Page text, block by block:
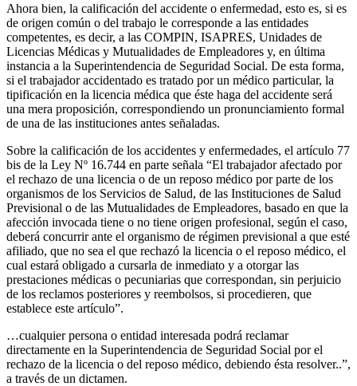
Ahora bien, la calificación del accidente o enfermedad, esto es, si es
de origen común o del trabajo le corresponde a las entidades
competentes, es decir, a las COMPIN, ISAPRES, Unidades de
Licencias Médicas y Mutualidades de Empleadores y, en última
instancia a la Superintendencia de Seguridad Social. De esta forma,
si el trabajador accidentado es tratado por un médico particular, la
tipificación en la licencia médica que éste haga del accidente será
una mera proposición, correspondiendo un pronunciamiento formal
de una de las instituciones antes señaladas.
Sobre la calificación de los accidentes y enfermedades, el artículo 77
bis de la Ley Nº 16.744 en parte señala “El trabajador afectado por
el rechazo de una licencia o de un reposo médico por parte de los
organismos de los Servicios de Salud, de las Instituciones de Salud
Previsional o de las Mutualidades de Empleadores, basado en que la
afección invocada tiene o no tiene origen profesional, según el caso,
deberá concurrir ante el organismo de régimen previsional a que esté
afiliado, que no sea el que rechazó la licencia o el reposo médico, el
cual estará obligado a cursarla de inmediato y a otorgar las
prestaciones médicas o pecuniarias que correspondan, sin perjuicio
de los reclamos posteriores y reembolsos, si procedieren, que
establece este artículo”.
…cualquier persona o entidad interesada podrá reclamar
directamente en la Superintendencia de Seguridad Social por el
rechazo de la licencia o del reposo médico, debiendo ésta resolver..”,
a través de un dictamen.